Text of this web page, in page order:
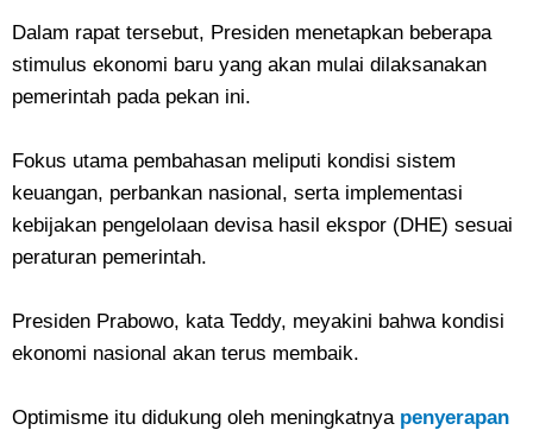
Dalam rapat tersebut, Presiden menetapkan beberapa
stimulus ekonomi baru yang akan mulai dilaksanakan
pemerintah pada pekan ini.
Fokus utama pembahasan meliputi kondisi sistem
keuangan, perbankan nasional, serta implementasi
kebijakan pengelolaan devisa hasil ekspor (DHE) sesuai
peraturan pemerintah.
Presiden Prabowo, kata Teddy, meyakini bahwa kondisi
ekonomi nasional akan terus membaik.
Optimisme itu didukung oleh meningkatnya penyerapan